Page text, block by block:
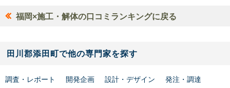
福岡×施工・解体の口コミランキングに戻る
田川郡添田町で他の専門家を探す
調査・レポート 開発企画 設計・デザイン
発注・調達